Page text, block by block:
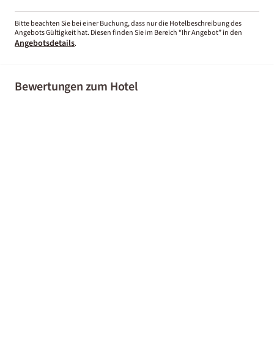
Bitte beachten Sie bei einer Buchung, dass nur die Hotelbeschreibung des
Angebots Gültigkeit hat. Diesen finden Sie im Bereich “Ihr Angebot” in den
Angebotsdetails.
Bewertungen zum Hotel